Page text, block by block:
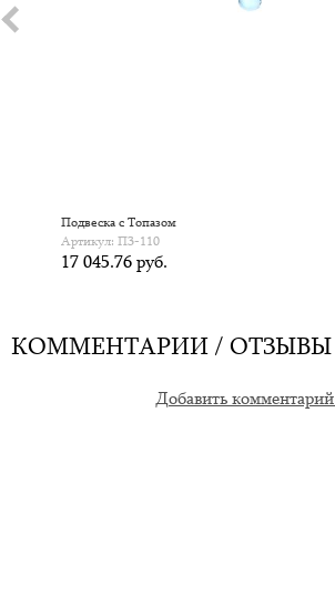
Подвеска с Топазом
Артикул: П3-110
17 045.76 руб.
КОММЕНТАРИИ / ОТЗЫВЫ
Добавить комментарий